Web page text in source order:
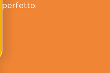
perfetto.